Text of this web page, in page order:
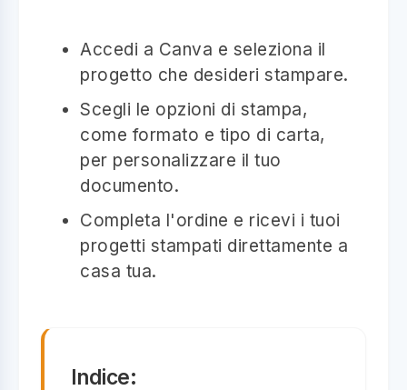
Accedi a Canva e seleziona il
progetto che desideri stampare.
Scegli le opzioni di stampa,
come formato e tipo di carta,
per personalizzare il tuo
documento.
Completa l'ordine e ricevi i tuoi
progetti stampati direttamente a
casa tua.
Indice: